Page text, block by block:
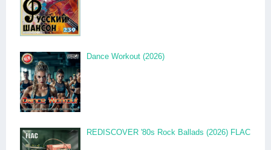
Dance Workout (2026)
REDISCOVER '80s Rock Ballads (2026) FLAC